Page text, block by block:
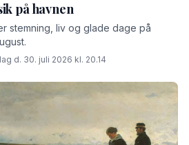
på havnen
stemning, liv og glade dage på
d. 30. juli 2026 kl. 20.14